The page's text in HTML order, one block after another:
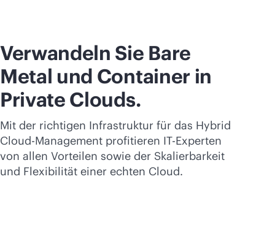
Verwandeln Sie Bare
Metal und Container in
Private Clouds.
Mit der richtigen Infrastruktur für das Hybrid
Cloud-Management profitieren IT-Experten
von allen Vorteilen sowie der Skalierbarkeit
und Flexibilität einer echten Cloud.